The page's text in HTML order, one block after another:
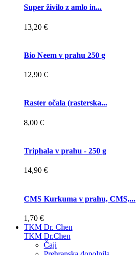
Super živilo z amlo in...
13,20 €
Bio Neem v prahu 250 g
12,90 €
Raster očala (rasterska...
8,00 €
Triphala v prahu - 250 g
14,90 €
CMS Kurkuma v prahu, CMS,...
1,70 €
TKM Dr. Chen
TKM Dr.Chen
Čaji